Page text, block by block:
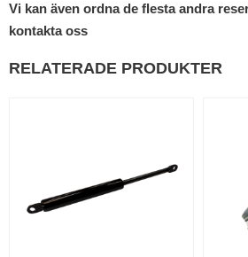
Vi kan även ordna de flesta andra
kontakta oss
RELATERADE PRODUKTER